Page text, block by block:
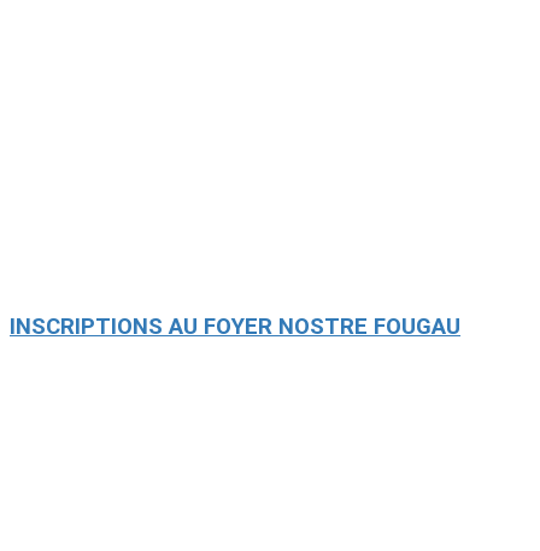
INSCRIPTIONS AU FOYER NOSTRE FOUGAU